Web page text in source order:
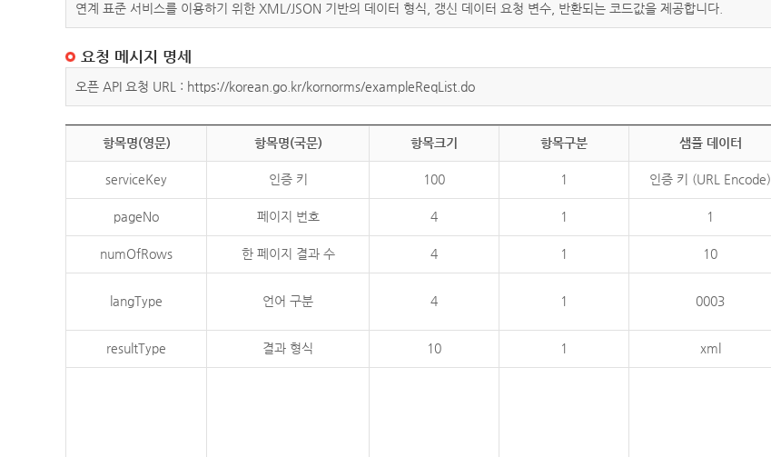
연계 표준 서비스를 이용하기 위한 XML/JSON 기반의 데이터 형식, 갱신 데이터 요청 변수, 반환되는 코드값을 제공합니다.
요청 메시지 명세
오픈 API 요청 URL : https://korean.go.kr/kornorms/exampleReqList.do
항목명(영문) 항목명(국문) 항목크기 항목구분 샘플 데이터
serviceKey 인증 키 100 1 인증 키 (URL Encode)
pageNo 페이지 번호 4 1 1
numOfRows 한 페이지 결과 수 4 1 10
langType 언어 구분 4 1 0003
resultType 결과 형식 10 1 xml